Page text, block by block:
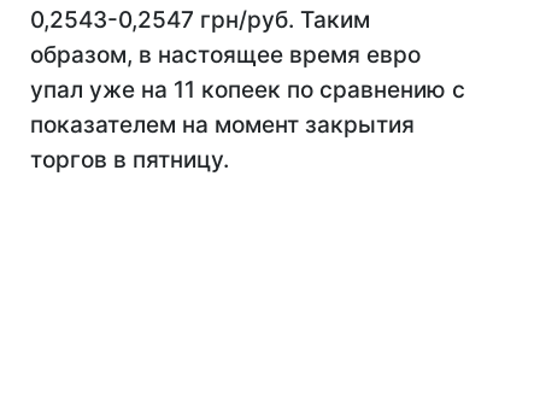
0,2543-0,2547 грн/руб. Таким
образом, в настоящее время евро
упал уже на 11 копеек по сравнению с
показателем на момент закрытия
торгов в пятницу.